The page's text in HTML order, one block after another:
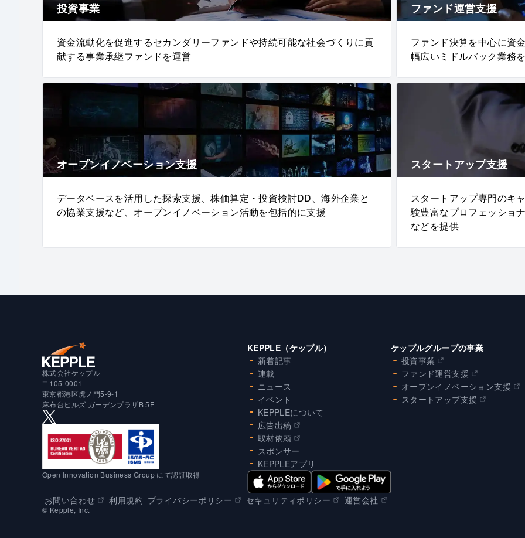
投資事業
資金流動化を促進するセカンダリーファンドや持続可能な社会づくりに貢
献する事業承継ファンドを運営
ファンド運営支援
ファンド決算を中心に資
幅広いミドルバック業務
オープンイノベーション支援
データベースを活用した探索支援、株価算定・投資検討DD、海外企業と
の協業支援など、オープンイノベーション活動を包括的に支援
スタートアップ支援
スタートアップ専門のキ
験豊富なプロフェッショ
などを提供
株式会社ケップル
〒105-0001
東京都港区虎ノ門5-9-1
麻布台ヒルズ ガーデンプラザB 5F
Open Innovation Business Group にて認証取得
KEPPLE（ケップル）
新着記事
連載
ニュース
イベント
KEPPLEについて
広告出稿
取材依頼
スポンサー
KEPPLEアプリ
ケップルグループの事業
投資事業
ファンド運営支援
オープンイノベーション支援
スタートアップ支援
お問い合わせ 利用規約 プライバシーポリシー セキュリティポリシー 運営会社
©︎ Kepple, Inc.